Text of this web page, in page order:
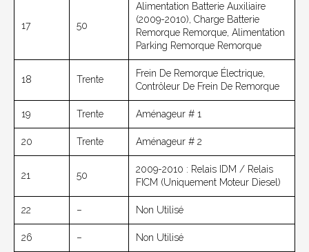
17 50
Alimentation Batterie Auxiliaire
(2009-2010), Charge Batterie
Remorque Remorque, Alimentation
Parking Remorque Remorque
18 Trente
Frein De Remorque Électrique,
Contrôleur De Frein De Remorque
19 Trente Aménageur # 1
20 Trente Aménageur # 2
21 50
2009-2010 : Relais IDM / Relais
FICM (uniquement Moteur Diesel)
22 – Non Utilisé
26 – Non Utilisé